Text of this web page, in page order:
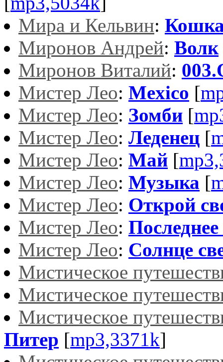
Мира и Кельвин:
Миронов Андрей: Волк
Миронов Виталий:
Мистер Лео: Mexico [
Мистер Лео: Зомби [
Мистер Лео: Леденец [
Мистер Лео: Май [
Мистер Лео: Музыка [
Мистер Лео: Открой
Мистер Лео:
Мистер Лео: Солнце
Мистическое
Мистическое
Мистическое
Питер [mp3,3371k]